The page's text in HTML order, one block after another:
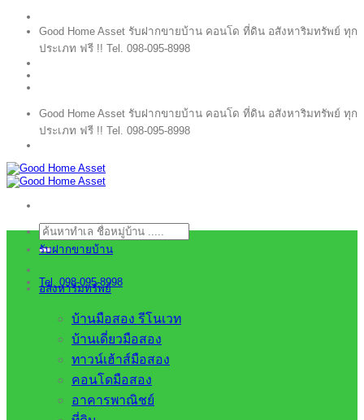
Good Home Asset รับฝากขายบ้าน คอนโด ที่ดิน อสังหาริมทรัพย์ ทุก
ประเภท ฟรี !! Tel. 098-095-8998
Good Home Asset รับฝากขายบ้าน คอนโด ที่ดิน อสังหาริมทรัพย์ ทุก
ประเภท ฟรี !! Tel. 098-095-8998
ค้นหา:
Tel. 098-095-8998
รับฝากขายบ้าน
อสังหาริมทรัพย์
บ้านมือสอง รีโนเวท
บ้านเดี่ยวมือสอง
ทาวน์เฮ้าส์มือสอง
คอนโดมือสอง
อาคารพาณิชย์